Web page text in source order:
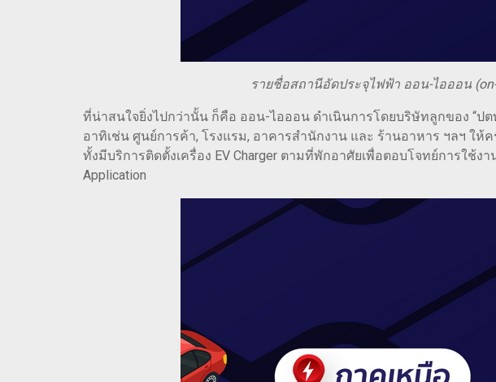
รายชื่อสถานีอัดประจุไฟฟ้า ออน-ไอออน
ที่น่าสนใจยิ่งไปกว่านั้น ก็คือ ออน-ไอออน ดำเนินการโดยบริษัทลูกของ “
อาทิเช่น ศูนย์การค้า, โรงแรม, อาคารสำนักงาน และ ร้านอาหาร ฯลฯ ใ
ทั้งมีบริการติดตั้งเครื่อง EV Charger ตามที่พักอาศัยเพื่อตอบโจทย์การใช้ง
Application